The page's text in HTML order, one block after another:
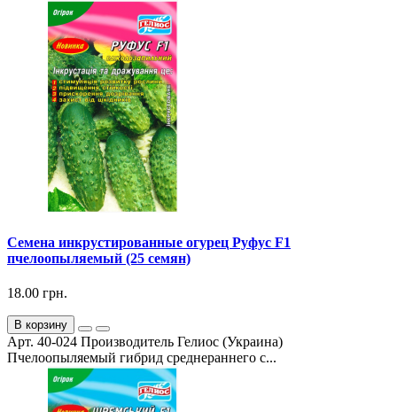
Семена инкрустированные огурец Руфус F1
пчелоопыляемый (25 семян)
18.00 грн.
В корзину
Арт. 40-024 Производитель Гелиос (Украина)
Пчелоопыляемый гибрид среднераннего с...